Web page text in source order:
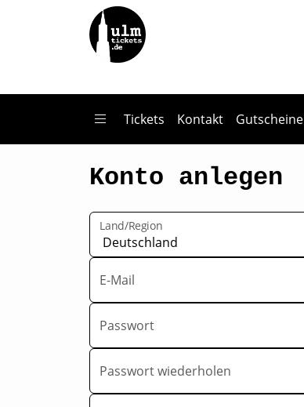
Zum Hauptinhalt springen
Tickets Kontakt Gutscheine
Konto anlegen
Land/Region
E-Mail
Passwort
Passwort wiederholen